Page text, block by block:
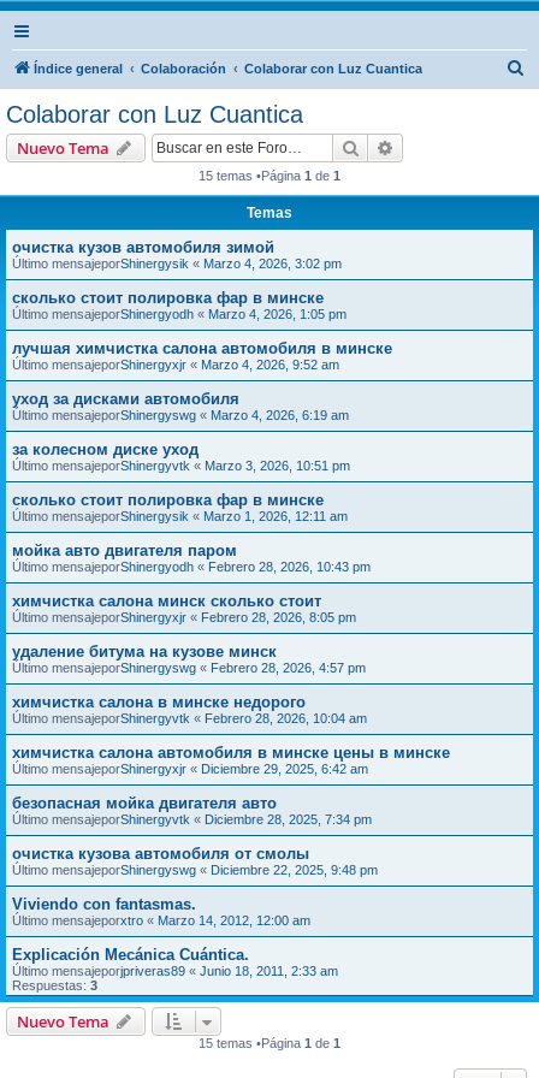
Índice general Colaboración Colaborar con Luz Cuantica
Colaborar con Luz Cuantica
Nuevo Tema Buscar
15 temas •Página 1 de 1
Temas
очистка кузов автомобиля зимой
Último mensajeporShinergysik « Marzo 4, 2026, 3:02 pm
сколько стоит полировка фар в минске
Último mensajeporShinergyodh « Marzo 4, 2026, 1:05 pm
лучшая химчистка салона автомобиля в минске
Último mensajeporShinergyxjr « Marzo 4, 2026, 9:52 am
уход за дисками автомобиля
Último mensajeporShinergyswg « Marzo 4, 2026, 6:19 am
за колесном диске уход
Último mensajeporShinergyvtk « Marzo 3, 2026, 10:51 pm
сколько стоит полировка фар в минске
Último mensajeporShinergysik « Marzo 1, 2026, 12:11 am
мойка авто двигателя паром
Último mensajeporShinergyodh « Febrero 28, 2026, 10:43 pm
химчистка салона минск сколько стоит
Último mensajeporShinergyxjr « Febrero 28, 2026, 8:05 pm
удаление битума на кузове минск
Último mensajeporShinergyswg « Febrero 28, 2026, 4:57 pm
химчистка салона в минске недорого
Último mensajeporShinergyvtk « Febrero 28, 2026, 10:04 am
химчистка салона автомобиля в минске цены в минске
Último mensajeporShinergyxjr « Diciembre 29, 2025, 6:42 am
безопасная мойка двигателя авто
Último mensajeporShinergyvtk « Diciembre 28, 2025, 7:34 pm
очистка кузова автомобиля от смолы
Último mensajeporShinergyswg « Diciembre 22, 2025, 9:48 pm
Viviendo con fantasmas.
Último mensajeporxtro « Marzo 14, 2012, 12:00 am
Explicación Mecánica Cuántica.
Último mensajeporjpriveras89 « Junio 18, 2011, 2:33 am
Respuestas: 3
Nuevo Tema
15 temas •Página 1 de 1